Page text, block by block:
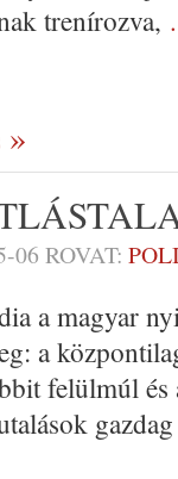
trenírozva,
06 ROVAT:
a magyar
a
felülmúl és